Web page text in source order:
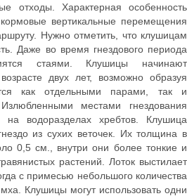
отходы. Характерная особенность
вертикальные перемещения
Нужно отметить, что клушицам
Даже во время гнездового периода
стаями. Клушицы начинают
двух лет, возможно образуя
как отдельными парами, так и
местами гнездования
на водоразделах хребтов. Клушица
из сухих веточек. Их толщина в
0,5 см., внутри они более тонкие и
растений. Лоток выстилает
с примесью небольшого количества
Клушицы могут использовать одни